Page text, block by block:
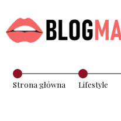
Strona główna Lifestyle